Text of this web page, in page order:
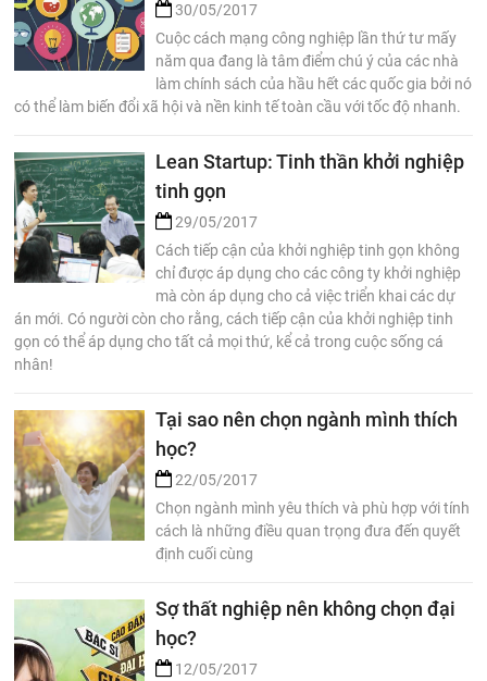
30/05/2017
Cuộc cách mạng công nghiệp lần thứ tư mấy
năm qua đang là tâm điểm chú ý của các nhà
làm chính sách của hầu hết các quốc gia bởi nó
có thể làm biến đổi xã hội và nền kinh tế toàn cầu với tốc độ nhanh.
Lean Startup: Tinh thần khởi nghiệp
tinh gọn
29/05/2017
Cách tiếp cận của khởi nghiệp tinh gọn không
chỉ được áp dụng cho các công ty khởi nghiệp
mà còn áp dụng cho cả việc triển khai các dự
án mới. Có người còn cho rằng, cách tiếp cận của khởi nghiệp tinh
gọn có thể áp dụng cho tất cả mọi thứ, kể cả trong cuộc sống cá
nhân!
Tại sao nên chọn ngành mình thích
học?
22/05/2017
Chọn ngành mình yêu thích và phù hợp với tính
cách là những điều quan trọng đưa đến quyết
định cuối cùng
Sợ thất nghiệp nên không chọn đại
học?
12/05/2017